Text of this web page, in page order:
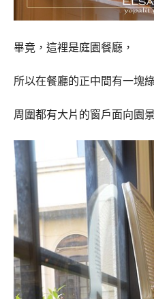
畢竟，這裡是庭園餐廳，
所以在餐廳的正中間有一塊
周圍都有大片的窗戶面向園